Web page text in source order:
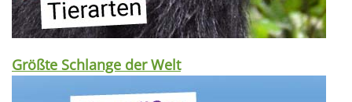
Größte Schlange der Welt